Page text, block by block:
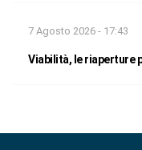
7 Agosto 2026 - 17:43
Viabilità, le riaperture